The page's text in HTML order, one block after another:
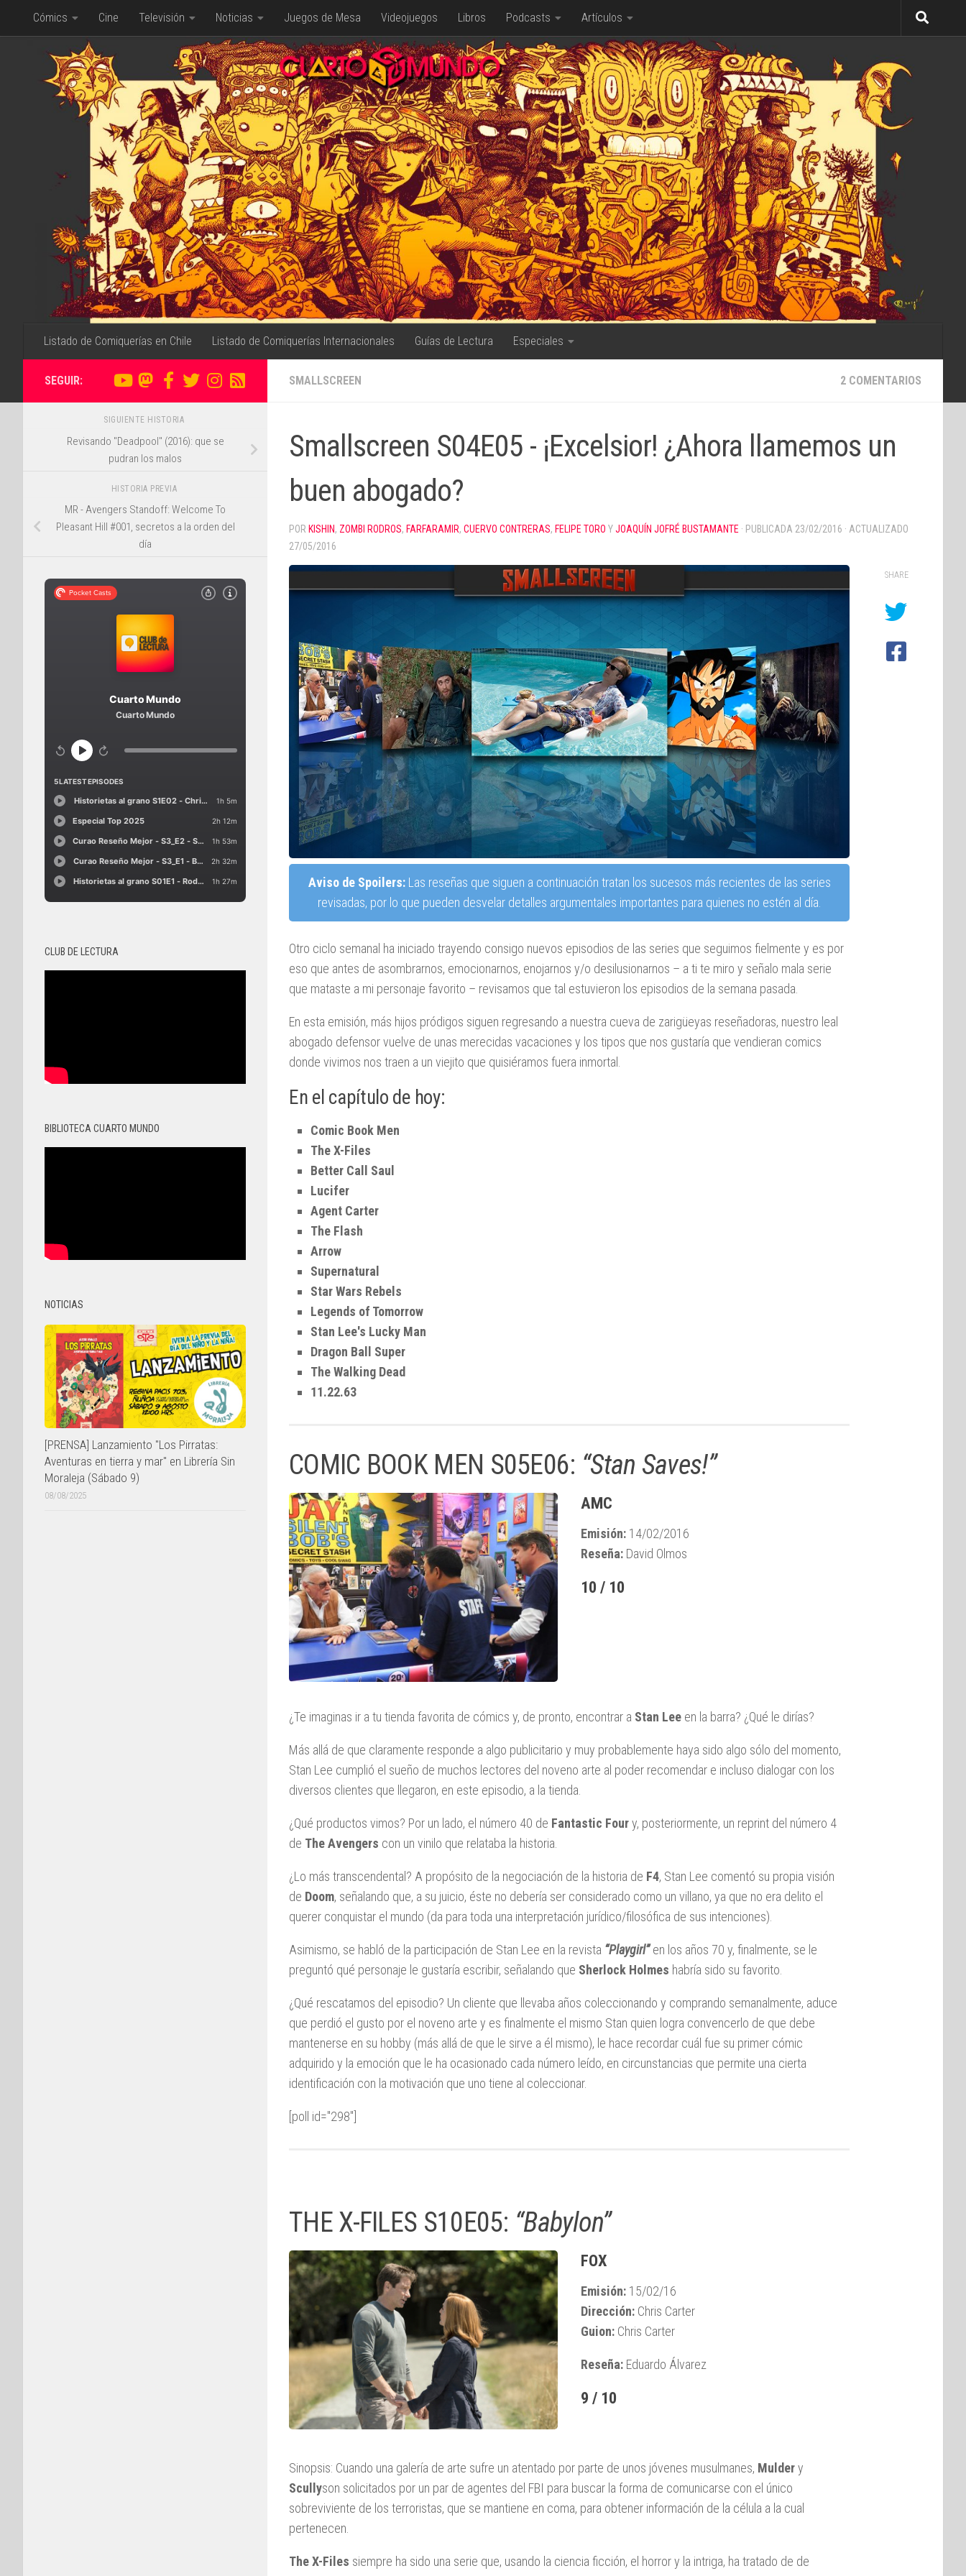
Saltar al contenido
Cómics Cine Televisión Noticias Juegos de Mesa Videojuegos Libros Podcasts Artículos
Listado de Comiquerías en Chile Listado de Comiquerías Internacionales Guías de Lectura Especiales
SMALLSCREEN 2 COMENTARIOS
Smallscreen S04E05 - ¡Excelsior! ¿Ahora llamemos un
buen abogado?
POR KISHIN, ZOMBI RODROS, FARFARAMIR, CUERVO CONTRERAS, FELIPE TORO YJOAQUÍN JOFRÉ BUSTAMANTE · PUBLICADA 23/02/2016 · ACTUALIZADO
27/05/2016
Aviso de Spoilers:Las reseñas que siguen a continuación tratan los sucesos más recientes de las series
revisadas, por lo que pueden desvelar detalles argumentales importantes para quienes no estén al día.
Otro ciclo semanal ha iniciado trayendo consigo nuevos episodios de las series que seguimos fielmente y es por
eso que antes de asombrarnos, emocionarnos, enojarnos y/o desilusionarnos – a ti te miro y señalo mala serie
que mataste a mi personaje favorito – revisamos que tal estuvieron los episodios de la semana pasada.
En esta emisión, más hijos pródigos siguen regresando a nuestra cueva de zarigüeyas reseñadoras, nuestro leal
abogado defensor vuelve de unas merecidas vacaciones y los tipos que nos gustaría que vendieran comics
donde vivimos nos traen a un viejito que quisiéramos fuera inmortal.
En el capítulo de hoy:
Comic Book Men
The X-Files
Better Call Saul
Lucifer
Agent Carter
The Flash
Arrow
Supernatural
Star Wars Rebels
Legends of Tomorrow
Stan Lee's Lucky Man
Dragon Ball Super
The Walking Dead
11.22.63
COMIC BOOK MEN S05E06: “Stan Saves!”
AMC
Emisión:14/02/2016
Reseña:David Olmos
10 / 10
¿Te imaginas ir a tu tienda favorita de cómics y, de pronto, encontrar a Stan Lee en la barra? ¿Qué le dirías?
Más allá de que claramente responde a algo publicitario y muy probablemente haya sido algo sólo del momento,
Stan Lee cumplió el sueño de muchos lectores del noveno arte al poder recomendar e incluso dialogar con los
diversos clientes que llegaron, en este episodio, a la tienda.
¿Qué productos vimos? Por un lado, el número 40 de Fantastic Foury, posteriormente, un reprint del número 4
de The Avengers con un vinilo que relataba la historia.
¿Lo más transcendental? A propósito de la negociación de la historia de F4, Stan Lee comentó su propia visión
de Doom, señalando que, a su juicio, éste no debería ser considerado como un villano, ya que no era delito el
querer conquistar el mundo (da para toda una interpretación jurídico/filosófica de sus intenciones).
Asimismo, se habló de la participación de Stan Lee en la revista “Playgirl”en los años 70 y, finalmente, se le
preguntó qué personaje le gustaría escribir, señalando que Sherlock Holmes habría sido su favorito.
¿Qué rescatamos del episodio? Un cliente que llevaba años coleccionando y comprando semanalmente, aduce
que perdió el gusto por el noveno arte y es finalmente el mismo Stan quien logra convencerlo de que debe
mantenerse en su hobby (más allá de que le sirve a él mismo), le hace recordar cuál fue su primer cómic
adquirido y la emoción que le ha ocasionado cada número leído, en circunstancias que permite una cierta
identificación con la motivación que uno tiene al coleccionar.
[poll id="298"]
THE X-FILES S10E05: “Babylon”
FOX
Emisión:15/02/16
Dirección:Chris Carter
Guion:Chris Carter
Reseña:Eduardo Álvarez
9 / 10
Sinopsis: Cuando una galería de arte sufre un atentado por parte de unos jóvenes musulmanes, Muldery
Scullyson solicitados por un par de agentes del FBI para buscar la forma de comunicarse con el único
sobreviviente de los terroristas, que se mantiene en coma, para obtener información de la célula a la cual
pertenecen.
The X-Files siempre ha sido una serie que, usando la ciencia ficción, el horror y la intriga, ha tratado de de
SHARE
SEGUIR:
SIGUIENTE HISTORIA
Revisando "Deadpool" (2016): que se
pudran los malos
HISTORIA PREVIA
MR - Avengers Standoff: Welcome To
Pleasant Hill #001, secretos a la orden del
día
CLUB DE LECTURA
BIBLIOTECA CUARTO MUNDO
NOTICIAS
[PRENSA] Lanzamiento "Los Pirratas:
Aventuras en tierra y mar" en Librería Sin
Moraleja (Sábado 9)
08/08/2025